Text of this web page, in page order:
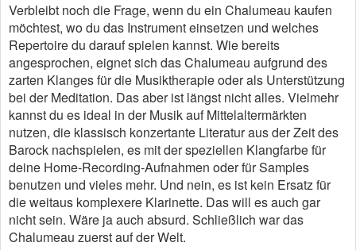
Verbleibt noch die Frage, wenn du ein Chalumeau kaufen
möchtest, wo du das Instrument einsetzen und welches
Repertoire du darauf spielen kannst. Wie bereits
angesprochen, eignet sich das Chalumeau aufgrund des
zarten Klanges für die Musiktherapie oder als Unterstützung
bei der Meditation. Das aber ist längst nicht alles. Vielmehr
kannst du es ideal in der Musik auf Mittelaltermärkten
nutzen, die klassisch konzertante Literatur aus der Zeit des
Barock nachspielen, es mit der speziellen Klangfarbe für
deine Home-Recording-Aufnahmen oder für Samples
benutzen und vieles mehr. Und nein, es ist kein Ersatz für
die weitaus komplexere Klarinette. Das will es auch gar
nicht sein. Wäre ja auch absurd. Schließlich war das
Chalumeau zuerst auf der Welt.